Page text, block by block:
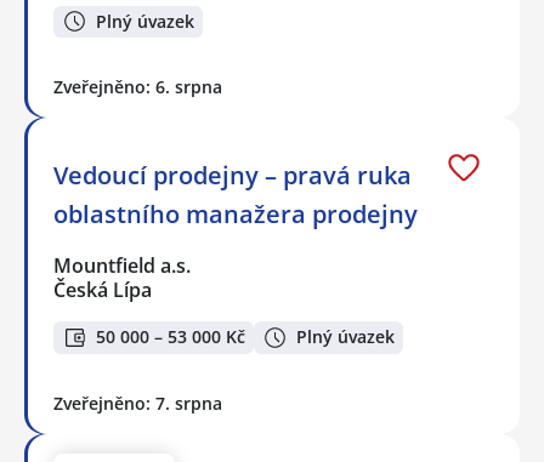
Plný úvazek
Zveřejněno: 6. srpna
Vedoucí prodejny – pravá ruka
oblastního manažera prodejny
Mountfield a.s.
Česká Lípa
50 000 – 53 000 Kč Plný úvazek
Zveřejněno: 7. srpna